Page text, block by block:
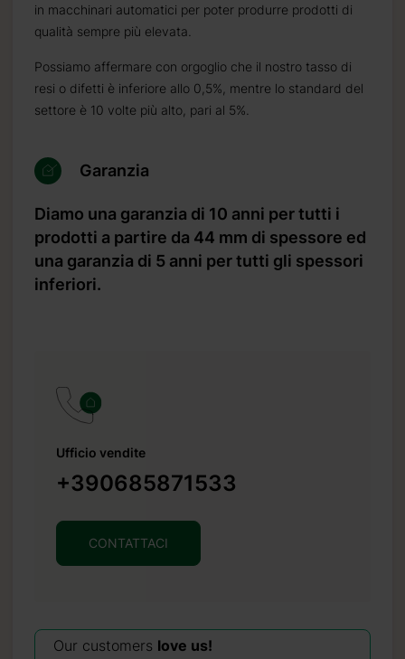
in macchinari automatici per poter produrre prodotti di
qualità sempre più elevata.
Possiamo affermare con orgoglio che il nostro tasso di
resi o difetti è inferiore allo 0,5%, mentre lo standard del
settore è 10 volte più alto, pari al 5%.
Garanzia
Diamo una garanzia di 10 anni per tutti i
prodotti a partire da 44 mm di spessore ed
una garanzia di 5 anni per tutti gli spessori
inferiori.
Ufficio vendite
+390685871533
CONTATTACI
Our customers love us!